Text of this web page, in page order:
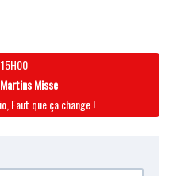
15H00
Misse
Faut que ça change !